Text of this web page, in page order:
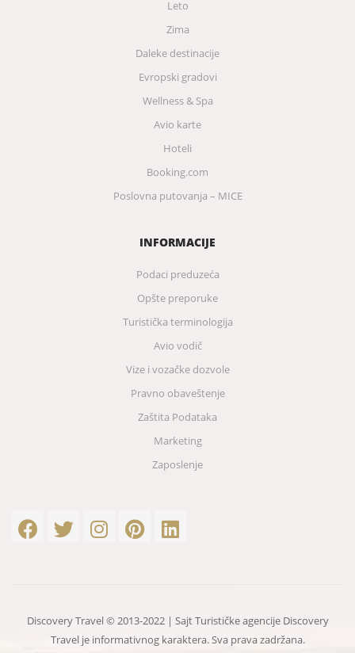
Leto
Zima
Daleke destinacije
Evropski gradovi
Wellness & Spa
Avio karte
Hoteli
Booking.com
Poslovna putovanja – MICE
INFORMACIJE
Podaci preduzeća
Opšte preporuke
Turistička terminologija
Avio vodič
Vize i vozačke dozvole
Pravno obaveštenje
Zaštita Podataka
Marketing
Zaposlenje
Discovery Travel © 2013-2022 | Sajt Turističke agencije Discovery
Travel je informativnog karaktera. Sva prava zadržana.